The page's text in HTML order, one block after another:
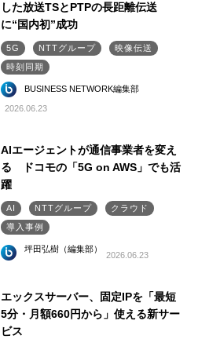
した放送TSとPTPの長距離伝送
に“国内初”成功
5G NTTグループ
映像伝送
時刻同期
BUSINESS NETWORK編集部
2026.06.23
AIエージェントが通信事業者を変え
る ドコモの「5G on AWS」でも活
躍
AI NTTグループ
クラウド
導入事例
坪田弘樹（編集部）
2026.06.23
エックスサーバー、固定IPを「最短
5分・月額660円から」使える新サー
ビス